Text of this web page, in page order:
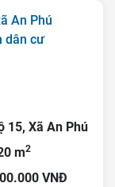
An Phú
dân cư
15, Xã An Phú
m2
VNĐ